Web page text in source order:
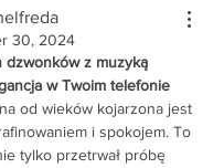
30, 2024
dzwonków z muzyką
w Twoim telefonie
od wieków kojarzona jest
i spokojem. To
tylko przetrwał próbę